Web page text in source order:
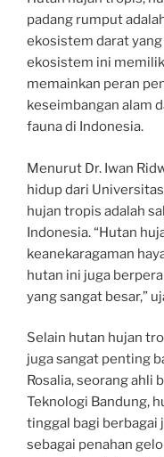
padang rumput
ekosistem darat
ekosistem ini
memainkan peran
keseimbangan alam
fauna di Indonesia.
Menurut Dr. Iwan
hidup dari
hujan tropis adalah
Indonesia. “Hutan
keanekaragaman
hutan ini juga
yang sangat besar,”
Selain hutan hujan
juga sangat penting
Rosalia, seorang ahli
Teknologi Bandung,
tinggal bagi berbagai
sebagai penahan